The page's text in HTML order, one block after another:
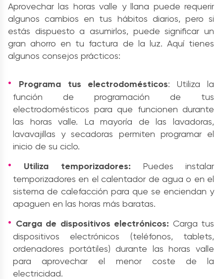
Aprovechar las horas valle y llana puede requerir
algunos cambios en tus hábitos diarios, pero si
estás dispuesto a asumirlos, puede significar un
gran ahorro en tu factura de la luz. Aquí tienes
algunos consejos prácticos:
Programa tus electrodomésticos: Utiliza la
función de programación de tus
electrodomésticos para que funcionen durante
las horas valle. La mayoría de las lavadoras,
lavavajillas y secadoras permiten programar el
inicio de su ciclo.
Utiliza temporizadores: Puedes instalar
temporizadores en el calentador de agua o en el
sistema de calefacción para que se enciendan y
apaguen en las horas más baratas.
Carga de dispositivos electrónicos: Carga tus
dispositivos electrónicos (teléfonos, tablets,
ordenadores portátiles) durante las horas valle
para aprovechar el menor coste de la
electricidad.